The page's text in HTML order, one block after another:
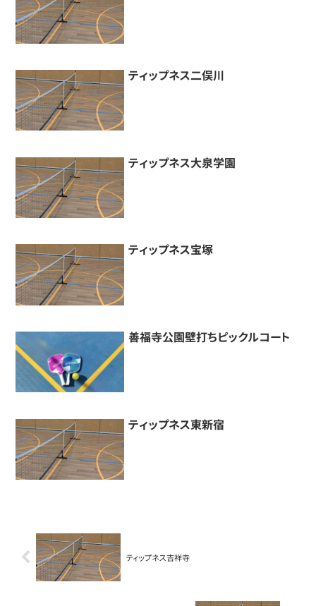
ティップネス二俣川
ティップネス大泉学園
ティップネス宝塚
善福寺公園壁打ちピックルコート
ティップネス東新宿
ティップネス吉祥寺